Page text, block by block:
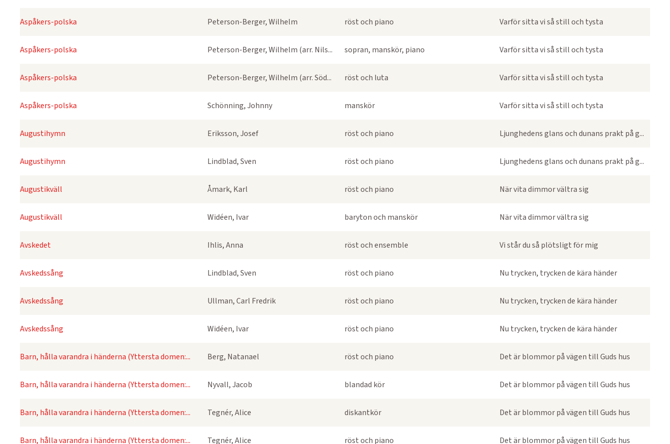
Aspåkers-polska Peterson-Berger, Wilhelm röst och piano Varför sitta vi så still och tysta
Aspåkers-polska Peterson-Berger, Wilhelm (arr. Nils... sopran, manskör, piano Varför sitta vi så still och tysta
Aspåkers-polska Peterson-Berger, Wilhelm (arr. Söd... röst och luta Varför sitta vi så still och tysta
Aspåkers-polska Schönning, Johnny manskör Varför sitta vi så still och tysta
Augustihymn Eriksson, Josef röst och piano Ljunghedens glans och dunans prakt på g...
Augustihymn Lindblad, Sven röst och piano Ljunghedens glans och dunans prakt på g...
Augustikväll Åmark, Karl röst och piano När vita dimmor vältra sig
Augustikväll Widéen, Ivar baryton och manskör När vita dimmor vältra sig
Avskedet Ihlis, Anna röst och ensemble Vi står du så plötsligt för mig
Avskedssång Lindblad, Sven röst och piano Nu trycken, trycken de kära händer
Avskedssång Ullman, Carl Fredrik röst och piano Nu trycken, trycken de kära händer
Avskedssång Widéen, Ivar röst och piano Nu trycken, trycken de kära händer
Barn, hålla varandra i händerna (Yttersta domen:... Berg, Natanael röst och piano Det är blommor på vägen till Guds hus
Barn, hålla varandra i händerna (Yttersta domen:... Nyvall, Jacob blandad kör Det är blommor på vägen till Guds hus
Barn, hålla varandra i händerna (Yttersta domen:... Tegnér, Alice diskantkör Det är blommor på vägen till Guds hus
Barn, hålla varandra i händerna (Yttersta domen:... Tegnér, Alice röst och piano Det är blommor på vägen till Guds hus